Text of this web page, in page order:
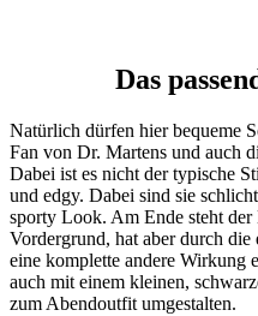
Das
Natürlich dürfen hier bequeme
Fan von Dr. Martens und auch
Dabei ist es nicht der typische
und edgy. Dabei sind sie
sporty Look. Am Ende steht
Vordergrund, hat aber durch
eine komplette andere Wirkung
auch mit einem kleinen,
zum Abendoutfit umgestalten.